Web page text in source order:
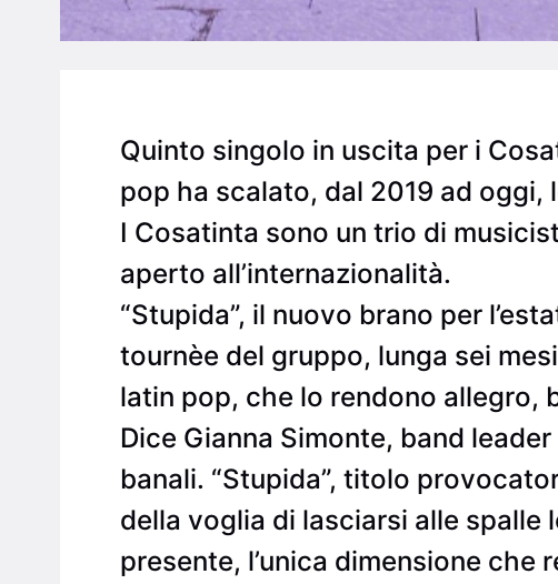
Quinto singolo in uscita per i
pop ha scalato, dal 2019 ad
I Cosatinta sono un trio di
aperto all’internazionalità.
“Stupida”, il nuovo brano per
tournèe del gruppo, lunga sei
latin pop, che lo rendono allegro,
Dice Gianna Simonte, band
banali. “Stupida”, titolo
della voglia di lasciarsi alle spalle
presente, l’unica dimensione